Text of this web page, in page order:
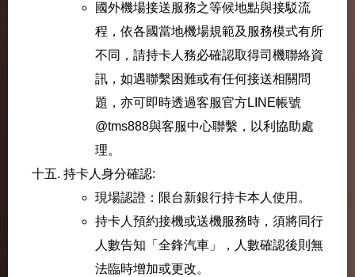
國外機場接送服務之等候地點與接駁流
程，依各國當地機場規範及服務模式有所
不同，請持卡人務必確認取得司機聯絡資
訊，如遇聯繫困難或有任何接送相關問
題，亦可即時透過客服官方LINE帳號
@tms888與客服中心聯繫，以利協助處
理。
持卡人身分確認:
現場認證：限台新銀行持卡本人使用。
持卡人預約接機或送機服務時，須將同行
人數告知「全鋒汽車」，人數確認後則無
法臨時增加或更改。